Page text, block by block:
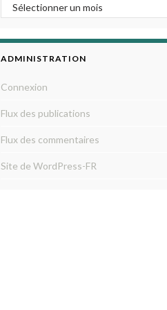
ADMINISTRATION
Connexion
Flux des publications
Flux des commentaires
Site de WordPress-FR